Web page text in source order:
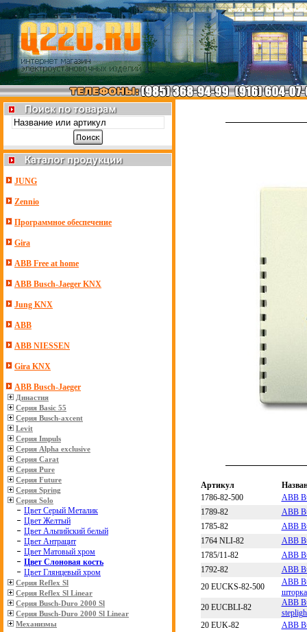
JUNG
Zennio
Программное обеспечение
Gira
ABB Free at home
ABB Busch-Jaeger KNX
Jung KNX
ABB
ABB NIESSEN
Gira KNX
ABB Busch-Jaeger
Династия
Серия Basic 55
Серия Busch-axcent
Levit
Серия Impuls
Серия Alpha exclusive
Серия Carat
Серия Pure
Серия Future
Серия Spring
Серия Solo
Цвет Серый Металик
Цвет Желтый
Цвет Альпийский белый
Цвет Антрацит
Цвет Матовый хром
Цвет Слоновая кость
Цвет Глянцевый хром
Серия Reflex Sl
Серия Reflex Sl Linear
Серия Busch-Duro 2000 Sl
Серия Busch-Duro 2000 Sl Linear
Механизмы
Артикул
1786-82-500
ABB
1789-82
ABB
1785-82
ABB
1764 NLI-82
ABB
1785/11-82
ABB
1792-82
ABB
20 EUCKS-82-500
ABB
20 EUCBLI-82
ABB
20 EUK-82
ABB